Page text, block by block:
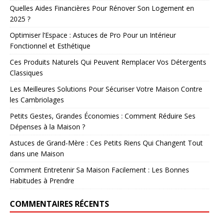
Quelles Aides Financières Pour Rénover Son Logement en
2025 ?
Optimiser l’Espace : Astuces de Pro Pour un Intérieur
Fonctionnel et Esthétique
Ces Produits Naturels Qui Peuvent Remplacer Vos Détergents
Classiques
Les Meilleures Solutions Pour Sécuriser Votre Maison Contre
les Cambriolages
Petits Gestes, Grandes Économies : Comment Réduire Ses
Dépenses à la Maison ?
Astuces de Grand-Mère : Ces Petits Riens Qui Changent Tout
dans une Maison
Comment Entretenir Sa Maison Facilement : Les Bonnes
Habitudes à Prendre
COMMENTAIRES RÉCENTS